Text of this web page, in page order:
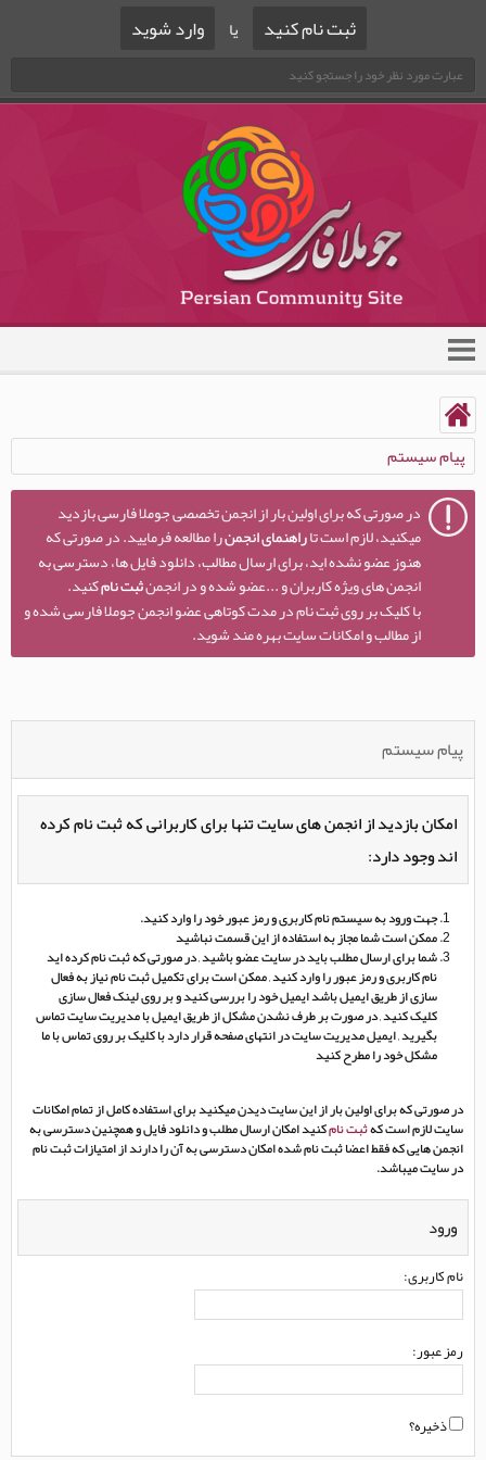
ثبت نام کنید یا وارد شوید
پیام سیستم
در صورتی که برای اولین بار از انجمن تخصصی جوملا فارسی بازدید
میکنید، لازم است تاراهنمای انجمنرا مطالعه فرمایید. در صورتی که
هنوز عضو نشده اید، برای ارسال مطالب، دانلود فایل ها، دسترسی به
انجمن های ویژه کاربران و ...عضو شده و در انجمنثبت نامکنید.
با کلیک بر روی ثبت نام در مدت کوتاهی عضو انجمن جوملا فارسی شده و
از مطالب و امکانات سایت بهره مند شوید.
پیام سیستم
امکان بازدید از انجمن های سایت تنها برای کاربرانی که ثبت نام کرده
اند وجود دارد:
جهت ورود به سیستم نام کاربری و رمز عبور خود را وارد کنید.
ممکن است شما مجاز به استفاده از این قسمت نباشید
شما برای ارسال مطلب باید در سایت عضو باشید , در صورتی که ثبت نام کرده اید
نام کاربری و رمز عبور را وارد کنید , ممکن است برای تکمیل ثبت نام نیاز به فعال
سازی از طریق ایمیل باشد ایمیل خود را بررسی کنید و بر روی لینک فعال سازی
کلیک کنید , در صورت بر طرف نشدن مشکل از طریق ایمیل با مدیریت سایت تماس
بگیرید , ایمیل مدیریت سایت در انتهای صفحه قرار دارد با کلیک بر روی تماس با ما
مشکل خود را مطرح کنید
در صورتی که برای اولین بار از این سایت دیدن میکنید برای استفاده کامل از تمام امکانات
سایت لازم است کهثبت نامکنید امکان ارسال مطلب و دانلود فایل و همچنین دسترسی به
انجمن هایی که فقط اعضا ثبت نام شده امکان دسترسی به آن را دارند از امتیازات ثبت نام
در سایت میباشد.
ورود
نام کاربری:
رمز عبور:
ذخیره؟